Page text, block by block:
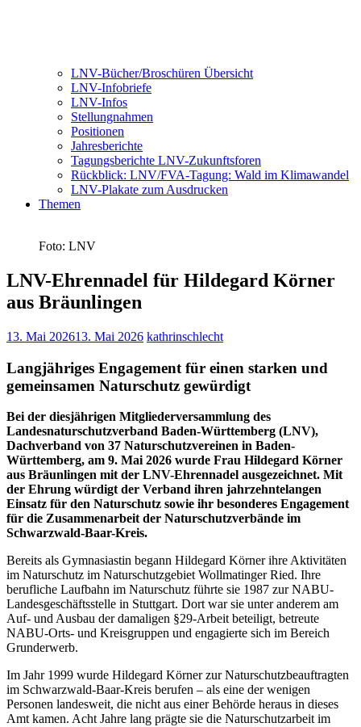
LNV-Bücher/Broschüren Übersicht
LNV-Infobriefe
LNV-Infos
Stellungnahmen
Positionen
Jahresberichte
Tagungsberichte LNV-Zukunftsforen
Rückblick: LNV/FVA-Tagung: Wald im Klimawandel
LNV-Plakate zum Ausdrucken
Themen
Foto: LNV
LNV-Ehrennadel für Hildegard Körner
aus Bräunlingen
13. Mai 202613. Mai 2026 kathrinschlecht
Langjähriges Engagement für einen starken und
gemeinsamen Naturschutz gewürdigt
Bei der diesjährigen Mitgliederversammlung des
Landesnaturschutzverband Baden-Württemberg (LNV),
Dachverband von 37 Naturschutzvereinen in Baden-
Württemberg, am 9. Mai 2026 wurde Frau Hildegard Körner
aus Bräunlingen mit der LNV-Ehrennadel ausgezeichnet. Mit
der Ehrung würdigt der Verband ihren jahrzehntelangen
Einsatz für den Naturschutz sowie ihr besonderes Engagement
für die Zusammenarbeit der Naturschutzverbände im
Schwarzwald-Baar-Kreis.
Bereits als Gymnasiastin begann Hildegard Körner ihre Aktivitäten
im Naturschutz im Naturschutzgebiet Wollmatinger Ried. Ihre
berufliche Laufbahn im Naturschutz führte sie 1987 zur NABU-
Landesgeschäftsstelle in Stuttgart. Dort war sie unter anderem am
Auf- und Ausbau der damaligen §29-Arbeit beteiligt, betreute
NABU-Orts- und Kreisgruppen und engagierte sich im Bereich
Grunderwerb.
Im Jahr 1999 wurde Hildegard Körner zur Naturschutzbeauftragten
im Schwarzwald-Baar-Kreis berufen – als eine der wenigen
Personen landesweit, die nicht aus einer Behörde heraus in dieses
Amt kamen. Acht Jahre lang prägte sie die Naturschutzarbeit im